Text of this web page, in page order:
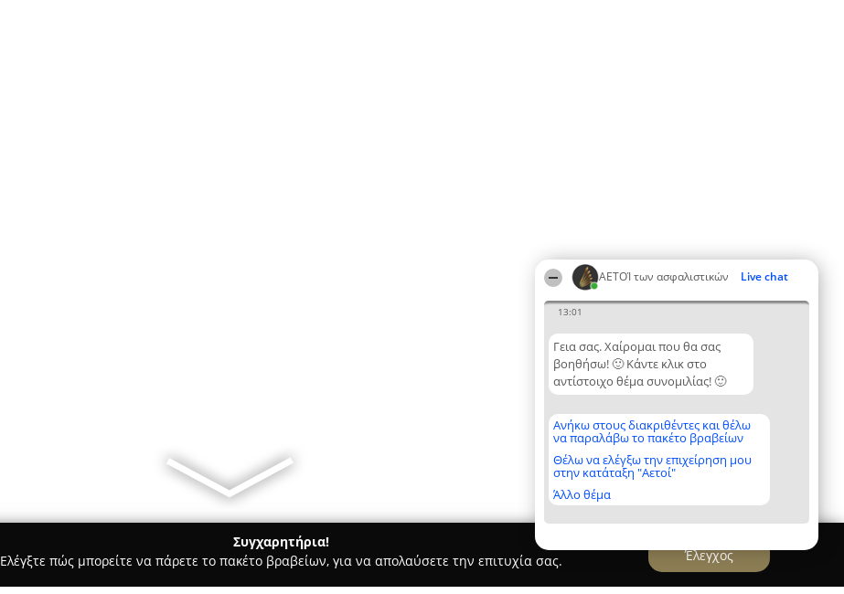
ΑΕΤΟΊ των ασφαλιστικών Live chat
13:01
Γεια σας. Χαίρομαι που θα σας
βοηθήσω! 🙂 Κάντε κλικ στο
αντίστοιχο θέμα συνομιλίας! 🙂
Ανήκω στους διακριθέντες και θέλω
να παραλάβω το πακέτο βραβείων
Θέλω να ελέγξω την επιχείρηση μου
στην κατάταξη "Αετοί"
Άλλο θέμα
Συγχαρητήρια!
Ελέγξτε πώς μπορείτε να πάρετε το πακέτο βραβείων, για να απολαύσετε την επιτυχία σας.
Έλεγχος